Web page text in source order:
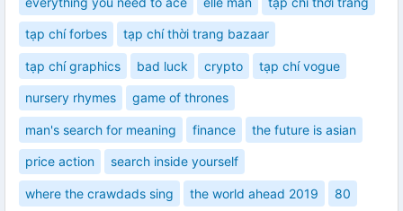
tạp chí forbes tạp chí thời trang bazaar
tạp chí graphics bad luck crypto tạp chí vogue
nursery rhymes game of thrones
man's search for meaning finance the future is asian
price action search inside yourself
where the crawdads sing the world ahead 2019 80